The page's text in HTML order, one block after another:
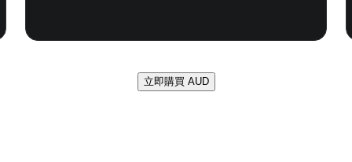
立即購買 AUD